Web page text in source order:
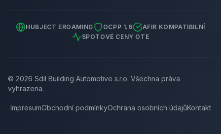
HUBJECT EROAMING OCPP 1.6
AFIR KOMPATIBILNÍ
SPOTOVÉ CENY OTE
© 2026 Sdil Building Automotive s.r.o. Všechna práva
vyhrazena.
ImpresumObchodní podmínkyOchrana osobních údajůKontakt